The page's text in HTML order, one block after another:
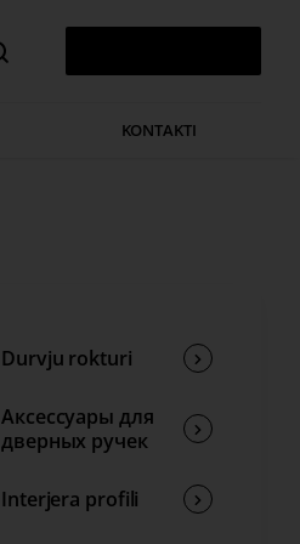
KONTAKTI
Durvju rokturi
Аксессуары для
дверных ручек
Interjera profili